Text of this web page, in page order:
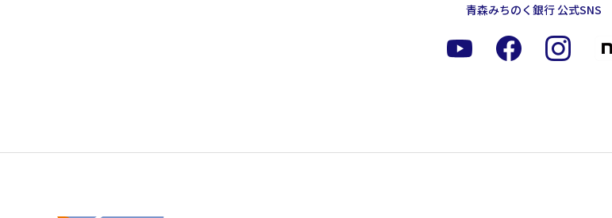
青森みちのく銀行 公式SNS